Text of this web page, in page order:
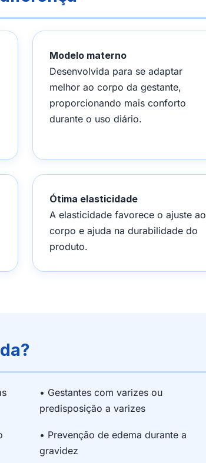
Modelo materno
Desenvolvida para se adaptar
melhor ao corpo da gestante,
proporcionando mais conforto
durante o uso diário.
Ótima elasticidade
A elasticidade favorece o ajuste ao
corpo e ajuda na durabilidade do
produto.
• Gestantes com varizes ou
predisposição a varizes
• Prevenção de edema durante a
gravidez